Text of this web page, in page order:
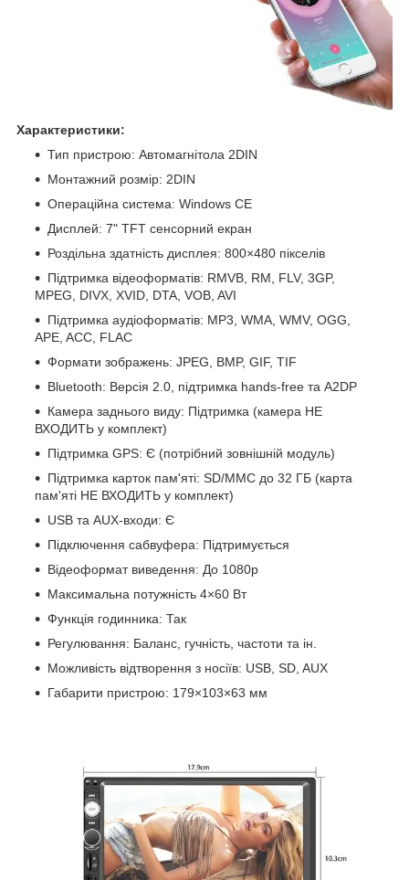
Характеристики:
Тип пристрою: Автомагнітола 2DIN
Монтажний розмір: 2DIN
Операційна система: Windows CE
Дисплей: 7" TFT сенсорний екран
Роздільна здатність дисплея: 800×480 пікселів
Підтримка відеоформатів: RMVB, RM, FLV, 3GP,
MPEG, DIVX, XVID, DTA, VOB, AVI
Підтримка аудіоформатів: MP3, WMA, WMV, OGG,
APE, ACC, FLAC
Формати зображень: JPEG, BMP, GIF, TIF
Bluetooth: Версія 2.0, підтримка hands-free та A2DP
Камера заднього виду: Підтримка (камера НЕ
ВХОДИТЬ у комплект)
Підтримка GPS: Є (потрібний зовнішній модуль)
Підтримка карток пам'яті: SD/MMC до 32 ГБ (карта
пам'яті НЕ ВХОДИТЬ у комплект)
USB та AUX-входи: Є
Підключення сабвуфера: Підтримується
Відеоформат виведення: До 1080p
Максимальна потужність 4×60 Вт
Функція годинника: Так
Регулювання: Баланс, гучність, частоти та ін.
Можливість відтворення з носіїв: USB, SD, AUX
Габарити пристрою: 179×103×63 мм